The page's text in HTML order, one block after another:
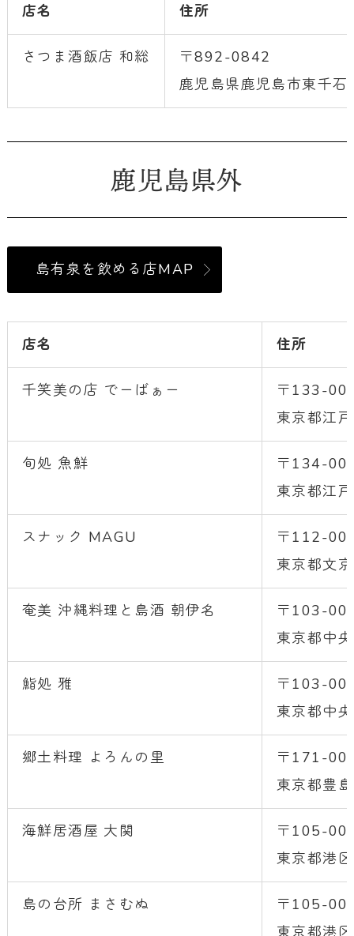
店名 住所
さつま酒飯店 和総
〒892-0842
鹿児島県鹿児島市東千
鹿児島県外
島有泉を飲める店MAP
店名 住所
千笑美の店 でーばぁー
〒133-
東京都江
旬処 魚鮮
〒134-
東京都江
スナック MAGU
〒112-
東京都文
奄美 沖縄料理と島酒 朝伊名
〒103-
東京都中
鮨処 雅
〒103-
東京都中
郷土料理 よろんの里
〒171-
東京都豊
海鮮居酒屋 大関
〒105-
東京都港
島の台所 まさむぬ
〒105-
東京都港